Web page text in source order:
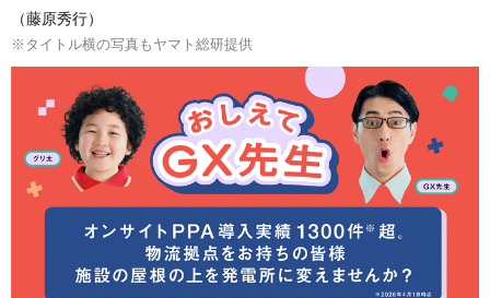
（藤原秀行）
※タイトル横の写真もヤマト総研提供